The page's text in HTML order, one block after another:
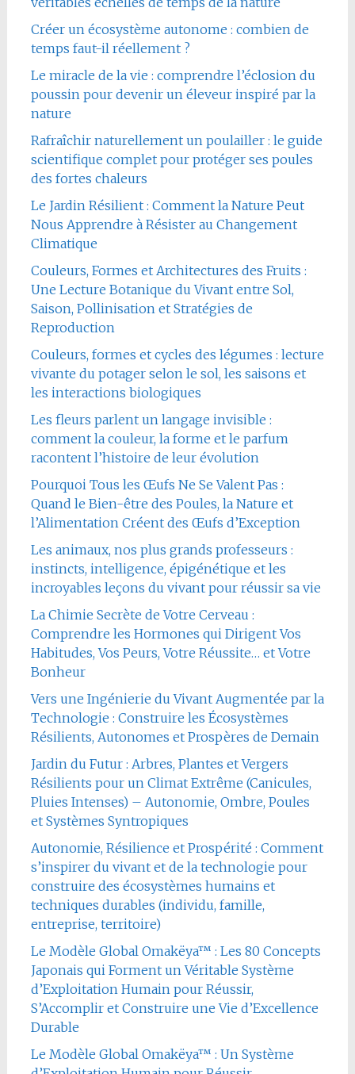
Créer un écosystème autonome : combien de
temps faut-il réellement ?
Le miracle de la vie : comprendre l’éclosion du
poussin pour devenir un éleveur inspiré par la
nature
Rafraîchir naturellement un poulailler : le guide
scientifique complet pour protéger ses poules
des fortes chaleurs
Le Jardin Résilient : Comment la Nature Peut
Nous Apprendre à Résister au Changement
Climatique
Couleurs, Formes et Architectures des Fruits :
Une Lecture Botanique du Vivant entre Sol,
Saison, Pollinisation et Stratégies de
Reproduction
Couleurs, formes et cycles des légumes : lecture
vivante du potager selon le sol, les saisons et
les interactions biologiques
Les fleurs parlent un langage invisible :
comment la couleur, la forme et le parfum
racontent l’histoire de leur évolution
Pourquoi Tous les Œufs Ne Se Valent Pas :
Quand le Bien-être des Poules, la Nature et
l’Alimentation Créent des Œufs d’Exception
Les animaux, nos plus grands professeurs :
instincts, intelligence, épigénétique et les
incroyables leçons du vivant pour réussir sa vie
La Chimie Secrète de Votre Cerveau :
Comprendre les Hormones qui Dirigent Vos
Habitudes, Vos Peurs, Votre Réussite… et Votre
Bonheur
Vers une Ingénierie du Vivant Augmentée par la
Technologie : Construire les Écosystèmes
Résilients, Autonomes et Prospères de Demain
Jardin du Futur : Arbres, Plantes et Vergers
Résilients pour un Climat Extrême (Canicules,
Pluies Intenses) – Autonomie, Ombre, Poules
et Systèmes Syntropiques
Autonomie, Résilience et Prospérité : Comment
s’inspirer du vivant et de la technologie pour
construire des écosystèmes humains et
techniques durables (individu, famille,
entreprise, territoire)
Le Modèle Global Omakëya™ : Les 80 Concepts
Japonais qui Forment un Véritable Système
d’Exploitation Humain pour Réussir,
S’Accomplir et Construire une Vie d’Excellence
Durable
Le Modèle Global Omakëya™ : Un Système